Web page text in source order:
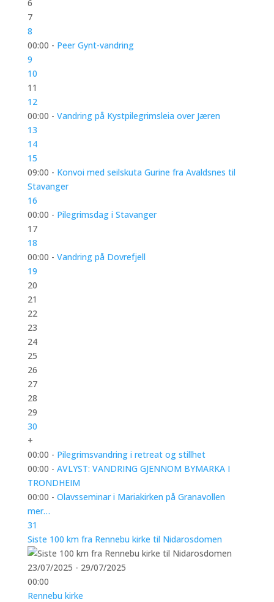
6
7
8
00:00 - Peer Gynt-vandring
9
10
11
12
00:00 - Vandring på Kystpilegrimsleia over Jæren
13
14
15
09:00 - Konvoi med seilskuta Gurine fra Avaldsnes til
Stavanger
16
00:00 - Pilegrimsdag i Stavanger
17
18
00:00 - Vandring på Dovrefjell
19
20
21
22
23
24
25
26
27
28
29
30
+
00:00 - Pilegrimsvandring i retreat og stillhet
00:00 - AVLYST: VANDRING GJENNOM BYMARKA I
TRONDHEIM
00:00 - Olavsseminar i Mariakirken på Granavollen
mer…
31
Siste 100 km fra Rennebu kirke til Nidarosdomen
23/07/2025 - 29/07/2025
00:00
Rennebu kirke